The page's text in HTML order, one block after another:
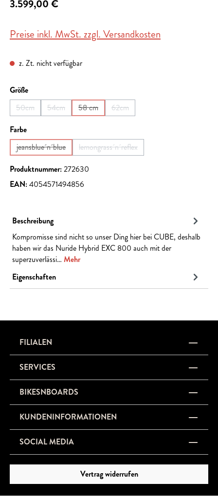
3.599,00 €
Preise inkl. MwSt. zzgl. Versandkosten
z. Zt. nicht verfügbar
Größeauswählen
50cm
(Diese Option ist zurzeit nicht verfügbar.)
54cm
(Diese Option ist zurzeit nicht verfügbar.)
58 cm
(Diese Option ist zurzeit nicht verfügbar.)
62cm
(Diese Option ist zurzeit nicht
Farbeauswählen
jeansblue´n´blue
(Diese Option ist zurzeit nicht verfügbar.)
lemongrass´n´reflex
(Diese Option ist zurzeit nicht verfügbar.)
Produktnummer:272630
EAN:4054571494856
Beschreibung
Kompromisse sind nicht so unser Ding hier bei CUBE, deshalb
haben wir das Nuride Hybrid EXC 800 auch mit der
superzuverlässi… Mehr
Eigenschaften
FILIALEN
SERVICES
BIKESNBOARDS
KUNDENINFORMATIONEN
SOCIAL MEDIA
Vertrag widerrufen